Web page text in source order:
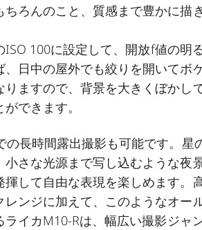
ちろんのこと、質感まで豊かに描
ISO 100に設定して、開放f値の明
、日中の屋外でも絞りを開いてボ
りますので、背景を大きくぼかし
できます。
の長時間露出撮影も可能です。星
小さな光源まで写し込むような夜
揮して自由な表現を楽しめます。
レンジに加えて、このようなオー
ライカM10-Rは、幅広い撮影ジャ